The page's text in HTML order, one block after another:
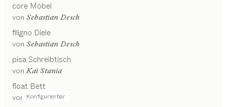
core Möbel
von Sebastian Desch
filigno Diele
von Sebastian Desch
pisaSchreibtisch
von Kai Stania
Konfigurierbar
float Bett
von Kai Stania